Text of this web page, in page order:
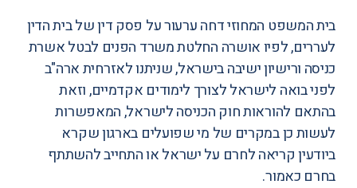
בית המשפט המחוזי דחה ערעור על פסק דין של בית הדין
לעררים, לפיו אושרה החלטת משרד הפנים לבטל אשרת
כניסה ורישיון ישיבה בישראל, שניתנו לאזרחית ארה"ב
לפני בואה לישראל לצורך לימודים אקדמיים, וזאת
בהתאם להוראות חוק הכניסה לישראל, המאפשרות
לעשות כן במקרים של מי שפועלים בארגון שקרא
ביודעין קריאה לחרם על ישראל או התחייב להשתתף
בחרם כאמור.